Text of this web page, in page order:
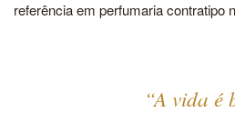
referência em perfumaria contratipo
“A vida é